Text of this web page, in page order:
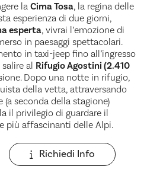
la Cima Tosa, la regina delle
esperienza di due giorni,
esperta, vivrai l’emozione di
in paesaggi spettacolari.
in taxi-jeep fino all’ingresso
al Rifugio Agostini (2.410
Dopo una notte in rifugio,
della vetta, attraversando
seconda della stagione)
il privilegio di guardare il
più affascinanti delle Alpi.
Richiedi Info